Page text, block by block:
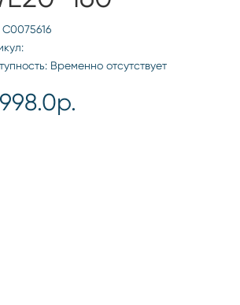
С0075616
Временно отсутствует